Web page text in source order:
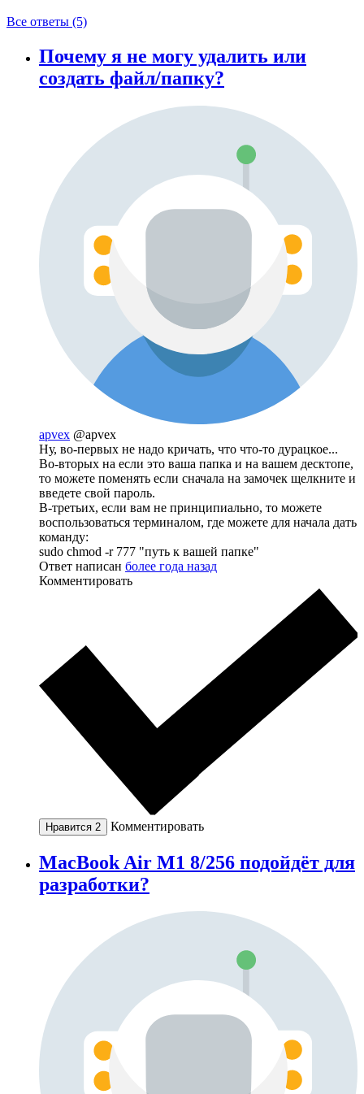
Все ответы (5)
Почему я не могу удалить или
создать файл/папку?
apvex @apvex
Ну, во-первых не надо кричать, что что-то дурацкое...
Во-вторых на если это ваша папка и на вашем десктопе,
то можете поменять если сначала на замочек щелкните и
введете свой пароль.
В-третьих, если вам не принципиально, то можете
воспользоваться терминалом, где можете для начала дать
команду:
sudo chmod -r 777 "путь к вашей папке"
Ответ написан более года назад
Комментировать
Нравится 2 Комментировать
MacBook Air M1 8/256 подойдёт для
разработки?